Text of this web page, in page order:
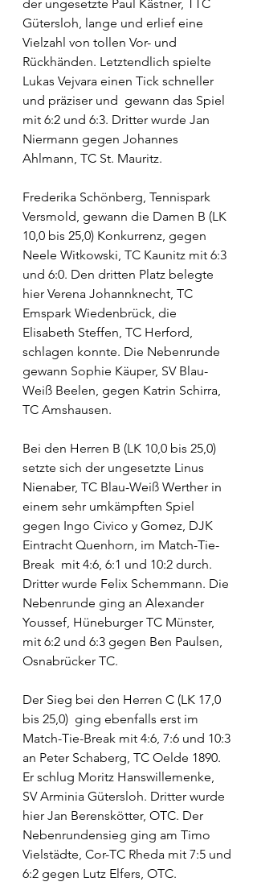
der ungesetzte Paul Kästner, TTC
Gütersloh, lange und erlief eine
Vielzahl von tollen Vor- und
Rückhänden. Letztendlich spielte
Lukas Vejvara einen Tick schneller
und präziser und  gewann das Spiel
mit 6:2 und 6:3. Dritter wurde Jan
Niermann gegen Johannes
Ahlmann, TC St. Mauritz.
Frederika Schönberg, Tennispark
Versmold, gewann die Damen B (LK
10,0 bis 25,0) Konkurrenz, gegen
Neele Witkowski, TC Kaunitz mit 6:3
und 6:0. Den dritten Platz belegte
hier Verena Johannknecht, TC
Emspark Wiedenbrück, die
Elisabeth Steffen, TC Herford,
schlagen konnte. Die Nebenrunde
gewann Sophie Käuper, SV Blau-
Weiß Beelen, gegen Katrin Schirra,
TC Amshausen.
Bei den Herren B (LK 10,0 bis 25,0)
setzte sich der ungesetzte Linus
Nienaber, TC Blau-Weiß Werther in
einem sehr umkämpften Spiel
gegen Ingo Civico y Gomez, DJK
Eintracht Quenhorn, im Match-Tie-
Break  mit 4:6, 6:1 und 10:2 durch.
Dritter wurde Felix Schemmann. Die
Nebenrunde ging an Alexander
Youssef, Hüneburger TC Münster,
mit 6:2 und 6:3 gegen Ben Paulsen,
Osnabrücker TC.
Der Sieg bei den Herren C (LK 17,0
bis 25,0)  ging ebenfalls erst im
Match-Tie-Break mit 4:6, 7:6 und 10:3
an Peter Schaberg, TC Oelde 1890.
Er schlug Moritz Hanswillemenke,
SV Arminia Gütersloh. Dritter wurde
hier Jan Berenskötter, OTC. Der
Nebenrundensieg ging am Timo
Vielstädte, Cor-TC Rheda mit 7:5 und
6:2 gegen Lutz Elfers, OTC.